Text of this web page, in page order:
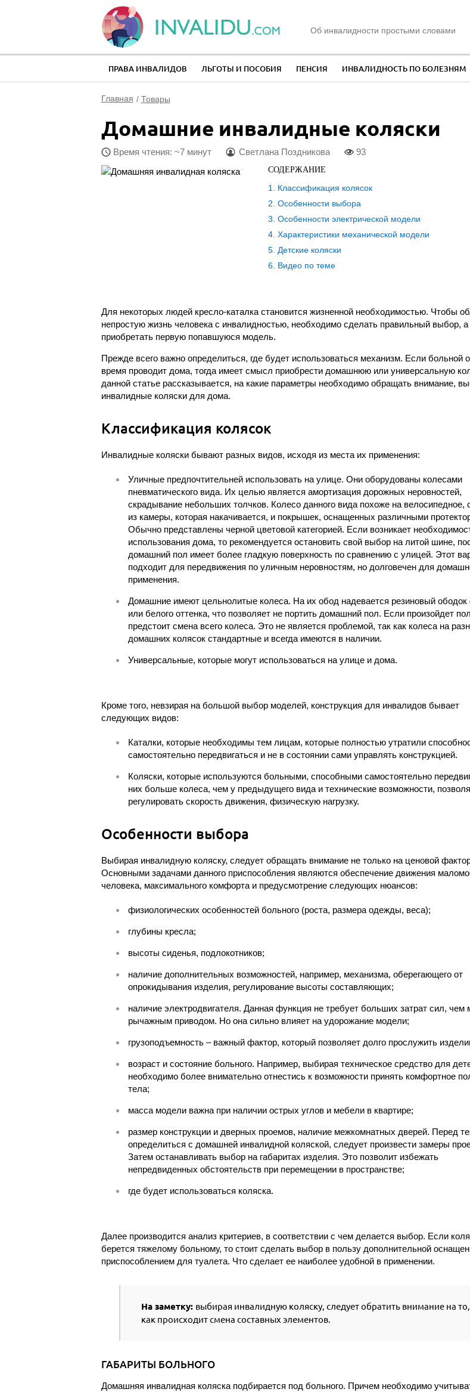
Об инвалидности простыми словами
ПРАВА ИНВАЛИДОВ ЛЬГОТЫ И ПОСОБИЯ ПЕНСИЯ ИНВАЛИДНОСТЬ ПО БОЛЕЗНЯМ
Главная Товары
Домашние инвалидные коляски
Время чтения: ~7 минут Светлана Поздникова 93
СОДЕРЖАНИЕ
Классификация колясок
Особенности выбора
Особенности электрической модели
Характеристики механической модели
Детские коляски
Видео по теме
Для некоторых людей кресло-каталка становится жизненной необходимостью. Чтобы
непростую жизнь человека с инвалидностью, необходимо сделать правильный выбор, а
приобретать первую попавшуюся модель.
Прежде всего важно определиться, где будет использоваться механизм. Если больной
время проводит дома, тогда имеет смысл приобрести домашнюю или универсальную
данной статье рассказывается, на какие параметры необходимо обращать внимание,
инвалидные коляски для дома.
Классификация колясок
Инвалидные коляски бывают разных видов, исходя из места их применения:
Уличные предпочтительней использовать на улице. Они оборудованы колесами
пневматического вида. Их целью является амортизация дорожных неровностей,
скрадывание небольших толчков. Колесо данного вида похоже на велосипедное,
из камеры, которая накачивается, и покрышек, оснащенных различными
Обычно представлены черной цветовой категорией. Если возникает
использования дома, то рекомендуется остановить свой выбор на литой шине,
домашний пол имеет более гладкую поверхность по сравнению с улицей. Этот
подходит для передвижения по уличным неровностям, но долговечен для
применения.
Домашние имеют цельнолитые колеса. На их обод надевается резиновый ободок
или белого оттенка, что позволяет не портить домашний пол. Если произойдет
предстоит смена всего колеса. Это не является проблемой, так как колеса на
домашних колясок стандартные и всегда имеются в наличии.
Универсальные, которые могут использоваться на улице и дома.
Кроме того, невзирая на большой выбор моделей, конструкция для инвалидов бывает
следующих видов:
Каталки, которые необходимы тем лицам, которые полностью утратили
самостоятельно передвигаться и не в состоянии сами управлять конструкцией.
Коляски, которые используются больными, способными самостоятельно
них больше колеса, чем у предыдущего вида и технические возможности,
регулировать скорость движения, физическую нагрузку.
Особенности выбора
Выбирая инвалидную коляску, следует обращать внимание не только на ценовой
Основными задачами данного приспособления являются обеспечение движения
человека, максимального комфорта и предусмотрение следующих нюансов:
физиологических особенностей больного (роста, размера одежды, веса);
глубины кресла;
высоты сиденья, подлокотников;
наличие дополнительных возможностей, например, механизма, оберегающего от
опрокидывания изделия, регулирование высоты составляющих;
наличие электродвигателя. Данная функция не требует больших затрат сил, чем
рычажным приводом. Но она сильно влияет на удорожание модели;
грузоподъемность – важный фактор, который позволяет долго прослужить
возраст и состояние больного. Например, выбирая техническое средство для
необходимо более внимательно отнестись к возможности принять комфортное
тела;
масса модели важна при наличии острых углов и мебели в квартире;
размер конструкции и дверных проемов, наличие межкомнатных дверей. Перед
определиться с домашней инвалидной коляской, следует произвести замеры
Затем останавливать выбор на габаритах изделия. Это позволит избежать
непредвиденных обстоятельств при перемещении в пространстве;
где будет использоваться коляска.
Далее производится анализ критериев, в соответствии с чем делается выбор. Если
берется тяжелому больному, то стоит сделать выбор в пользу дополнительной
приспособлением для туалета. Что сделает ее наиболее удобной в применении.
На заметку: выбирая инвалидную коляску, следует обратить внимание на то,
как происходит смена составных элементов.
ГАБАРИТЫ БОЛЬНОГО
Домашняя инвалидная коляска подбирается под больного. Причем необходимо